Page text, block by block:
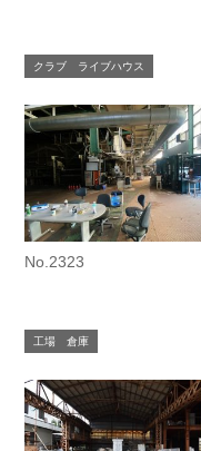
クラブ ライブハウス
No.2323
工場 倉庫